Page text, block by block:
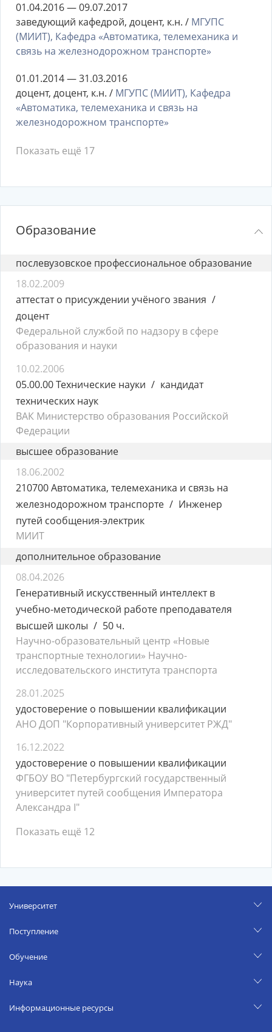
01.04.2016 — 09.07.2017
заведующий кафедрой, доцент, к.н. / МГУПС
(МИИТ), Кафедра «Автоматика, телемеханика и
связь на железнодорожном транспорте»
01.01.2014 — 31.03.2016
доцент, доцент, к.н. / МГУПС (МИИТ), Кафедра
«Автоматика, телемеханика и связь на
железнодорожном транспорте»
Показать ещё 17
Образование
послевузовское профессиональное образование
18.02.2009
аттестат о присуждении учёного звания
доцент
Федеральной службой по надзору в сфере
образования и науки
10.02.2006
05.00.00 Технические науки
кандидат
технических наук
ВАК Министерство образования Российской
Федерации
высшее образование
18.06.2002
210700 Автоматика, телемеханика и связь на
железнодорожном транспорте
Инженер
путей сообщения-электрик
МИИТ
дополнительное образование
08.04.2026
Генеративный искусственный интеллект в
учебно-методической работе преподавателя
высшей школы
50 ч.
Научно-образовательный центр «Новые
транспортные технологии» Научно-
исследовательского института транспорта
28.01.2025
удостоверение о повышении квалификации
АНО ДОП "Корпоративный университет РЖД"
16.12.2022
удостоверение о повышении квалификации
ФГБОУ ВО "Петербургский государственный
университет путей сообщения Императора
Александра I"
Показать ещё 12
Университет
Поступление
Обучение
Наука
Информационные ресурсы